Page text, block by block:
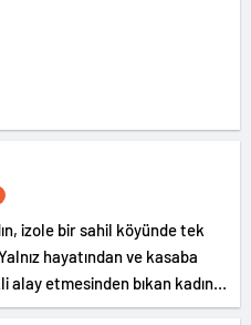
izole bir sahil köyünde tek
hayatından ve kasaba
alay etmesinden bıkan kadın,
hasırdan bir koca yaptırır. Bu